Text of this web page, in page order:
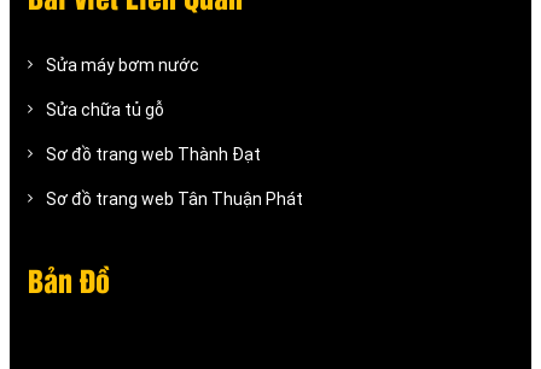
Sửa máy bơm nước
Sửa chữa tủ gỗ
Sơ đồ trang web Thành Đạt
Sơ đồ trang web Tân Thuận Phát
Bản Đồ